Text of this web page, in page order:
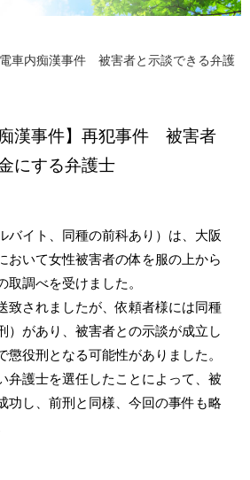
電車内痴漢事件 被害者と示談できる弁護
痴漢事件】再犯事件 被害者
にする弁護士
バイト、同種の前科あり）は、大阪
おいて女性被害者の体を服の上から
調べを受けました。
致されましたが、依頼者様には同種
）があり、被害者との示談が成立し
役刑となる可能性がありました。
弁護士を選任したことによって、被
功し、前刑と同様、今回の事件も略